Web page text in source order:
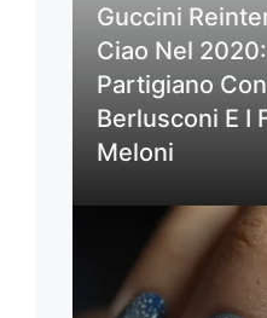
Guccini
Ciao Nel
Partigiano
Berlusconi E I
Meloni